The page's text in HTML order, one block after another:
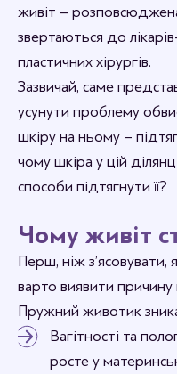
живіт –
звертаються до
пластичних хірургів.
Зазвичай, саме
усунути проблему
шкіру на ньому –
чому шкіра у цій
способи підтягнути її?
Чому живіт
Перш, ніж
варто виявити
Пружний животик
Вагітності та
росте у